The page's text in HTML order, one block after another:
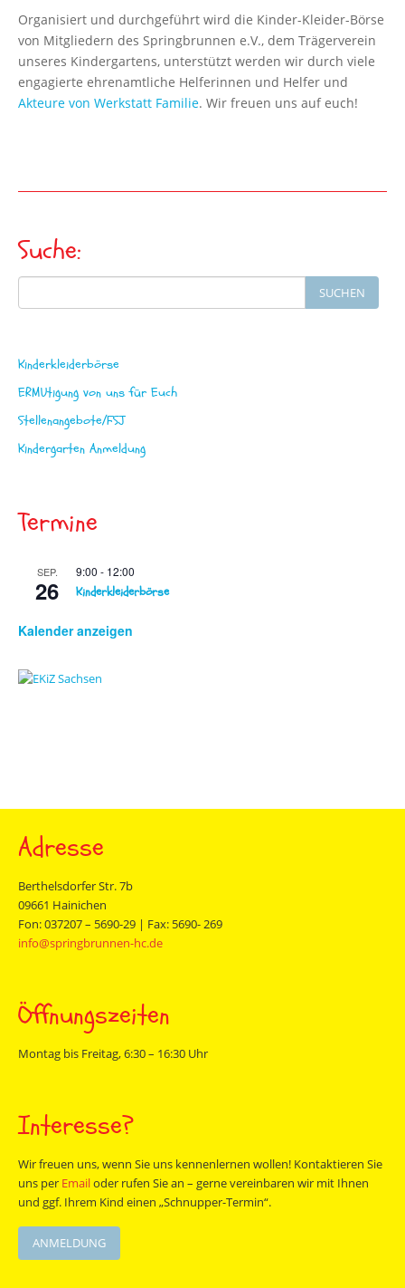
Organisiert und durchgeführt wird die Kinder-Kleider-Börse
von Mitgliedern des Springbrunnen e.V., dem Trägerverein
unseres Kindergartens, unterstützt werden wir durch viele
engagierte ehrenamtliche Helferinnen und Helfer und
Akteure von Werkstatt Familie. Wir freuen uns auf euch!
Suche:
Search
for:
SUCHEN
Kinderkleiderbörse
ERMUtigung von uns für Euch
Stellenangebote/FSJ
Kindergarten Anmeldung
Termine
SEP.
26
9:00 - 12:00
Kinderkleiderbörse
Kalender anzeigen
Adresse
Berthelsdorfer Str. 7b
09661 Hainichen
Fon: 037207 – 5690-29 | Fax: 5690- 269
info@springbrunnen-hc.de
Öffnungszeiten
Montag bis Freitag, 6:30 – 16:30 Uhr
Interesse?
Wir freuen uns, wenn Sie uns kennenlernen wollen! Kontaktieren Sie
uns per Emailoder rufen Sie an – gerne vereinbaren wir mit Ihnen
und ggf. Ihrem Kind einen „Schnupper-Termin“.
ANMELDUNG